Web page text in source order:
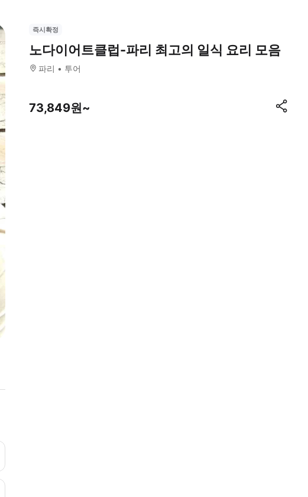
즉시확정
노다이어트클럽-파리 최고의 일식 요리 모음
파리 투어
73,849원~